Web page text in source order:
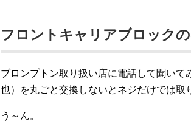
フロントキャリアブロック
ブロンプトン取り扱い店に電話して聞い
也）を丸ごと交換しないとネジだけでは取
う～ん。